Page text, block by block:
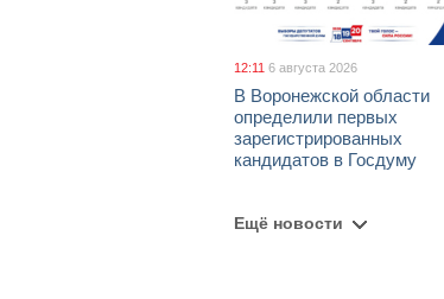
12:11 6 августа 2026
В Воронежской области
определили первых
зарегистрированных
кандидатов в Госдуму
Ещё новости